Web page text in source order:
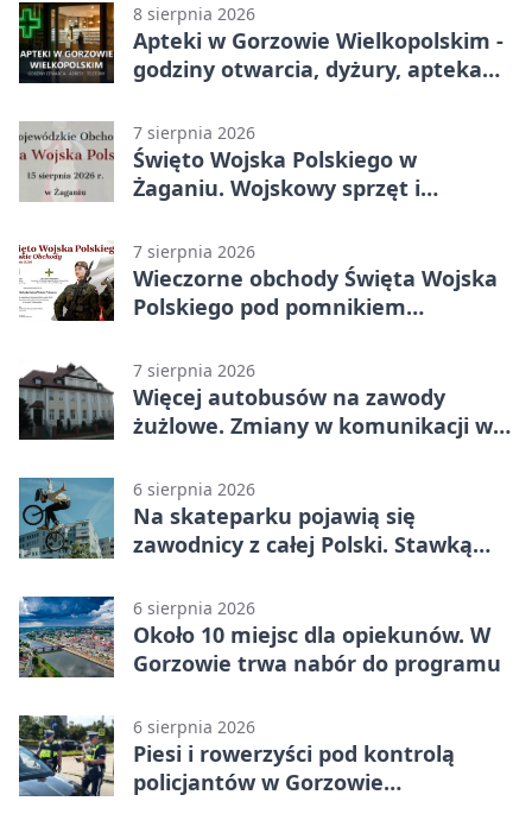
8 sierpnia 2026
Apteki w Gorzowie Wielkopolskim -
godziny otwarcia, dyżury, apteka
7 sierpnia 2026
Święto Wojska Polskiego w
Żaganiu. Wojskowy sprzęt i
7 sierpnia 2026
Wieczorne obchody Święta Wojska
Polskiego pod pomnikiem
7 sierpnia 2026
Więcej autobusów na zawody
żużlowe. Zmiany w komunikacji w
6 sierpnia 2026
Na skateparku pojawią się
zawodnicy z całej Polski. Stawką
6 sierpnia 2026
Około 10 miejsc dla opiekunów. W
Gorzowie trwa nabór do programu
6 sierpnia 2026
Piesi i rowerzyści pod kontrolą
policjantów w Gorzowie